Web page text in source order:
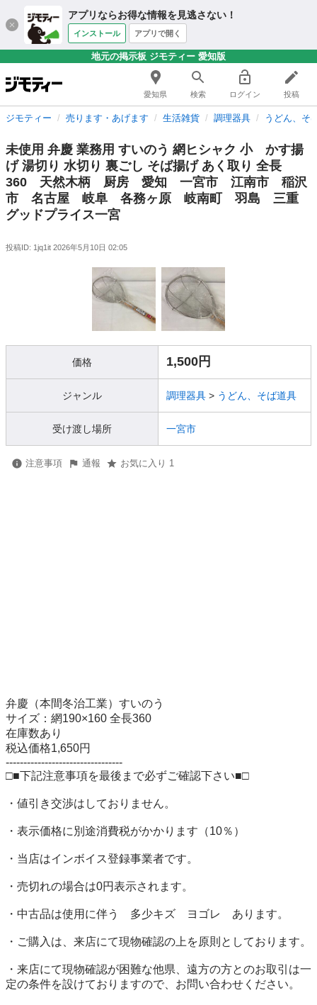
アプリならお得な情報を見逃さない！
インストール アプリで開く
地元の掲示板 ジモティー 愛知版
愛知県 検索 ログイン 投稿
ジモティー 売ります・あげます 生活雑貨 調理器具 うどん、そ
未使用 弁慶 業務用 すいのう 網ヒシャク 小 かす揚
げ 湯切り 水切り 裏ごし そば揚げ あく取り 全長
360 天然木柄 厨房 愛知 一宮市 江南市 稲沢
市 名古屋 岐阜 各務ヶ原 岐南町 羽島 三重
グッドプライス一宮
投稿ID: 1jq1it 2026年5月10日 02:05
価格 1,500円
ジャンル 調理器具 > うどん、そば道具
受け渡し場所 一宮市
注意事項 通報 お気に入り 1
弁慶（本間冬治工業）すいのう
サイズ：網190×160 全長360
在庫数あり
税込価格1,650円
---------------------------------
□■下記注意事項を最後まで必ずご確認下さい■□
・値引き交渉はしておりません。
・表示価格に別途消費税がかかります（10％）
・当店はインボイス登録事業者です。
・売切れの場合は0円表示されます。
・中古品は使用に伴う　多少キズ　ヨゴレ　あります。
・ご購入は、来店にて現物確認の上を原則としております。
・来店にて現物確認が困難な他県、遠方の方とのお取引は一
定の条件を設けておりますので、お問い合わせください。